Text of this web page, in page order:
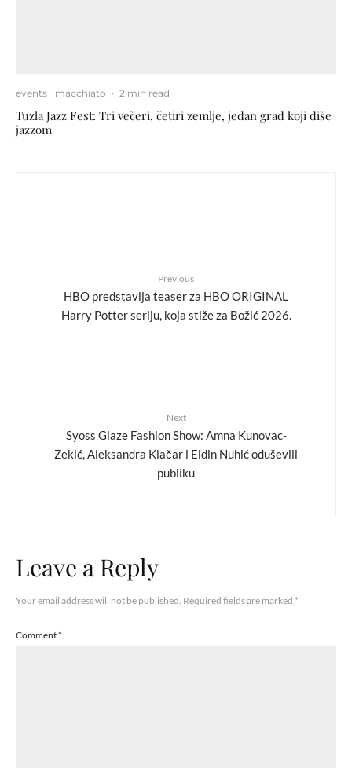
events macchiato · 2 min read
Tuzla Jazz Fest: Tri večeri, četiri zemlje, jedan grad koji diše
jazzom
Previous
HBO predstavlja teaser za HBO ORIGINAL
Harry Potter seriju, koja stiže za Božić 2026.
Next
Syoss Glaze Fashion Show: Amna Kunovac-
Zekić, Aleksandra Klačar i Eldin Nuhić oduševili
publiku
Leave a Reply
Your email address will not be published. Required fields are marked *
Comment*